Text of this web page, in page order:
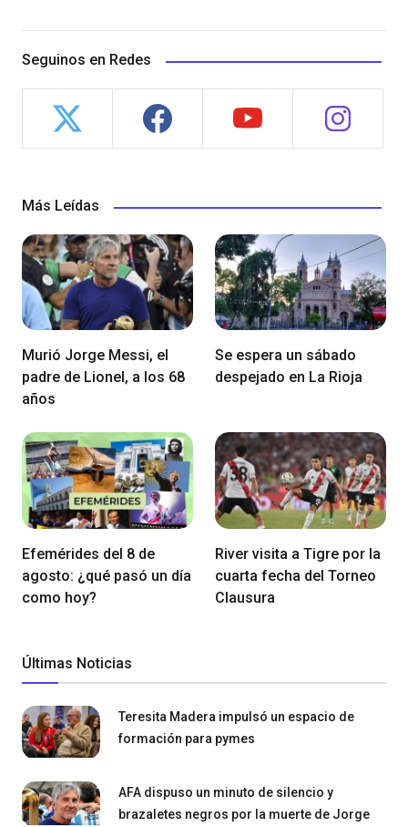
Seguinos en Redes
Más Leídas
Murió Jorge Messi, el
padre de Lionel, a los 68
años
Se espera un sábado
despejado en La Rioja
Efemérides del 8 de
agosto: ¿qué pasó un día
como hoy?
River visita a Tigre por la
cuarta fecha del Torneo
Clausura
Últimas Noticias
Teresita Madera impulsó un espacio de
formación para pymes
AFA dispuso un minuto de silencio y
brazaletes negros por la muerte de Jorge